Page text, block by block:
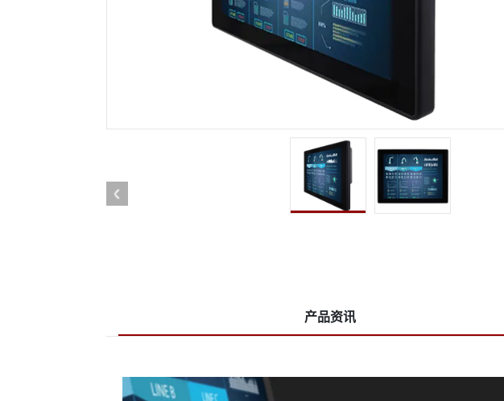
石油和天然气, ATEX等级
ATEX等级强固型平板电脑
人工智慧计算机
边缘运算人工智慧移动电脑
边缘运算人工智慧工业计算机
边缘运算人工智慧嵌入式计算机
产品资讯